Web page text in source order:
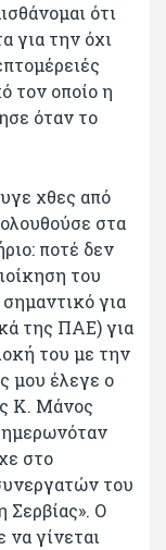
ότι
για την όχι
τον οποίο η
όταν το
χθες από
στα
ποτέ δεν
του
για
της ΠΑΕ) για
του με την
μου έλεγε ο
Κ. Μάνος
στο
του
Σερβίας». Ο
να γίνεται